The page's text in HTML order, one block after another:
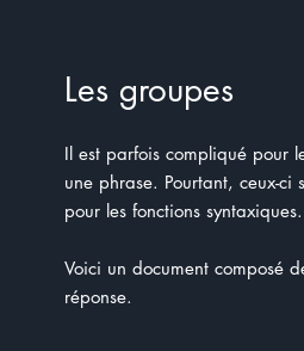
Les groupes
Il est parfois compliqué pour
une phrase. Pourtant, ceux-
pour les fonctions syntaxiques.
Voici un document composé
réponse.